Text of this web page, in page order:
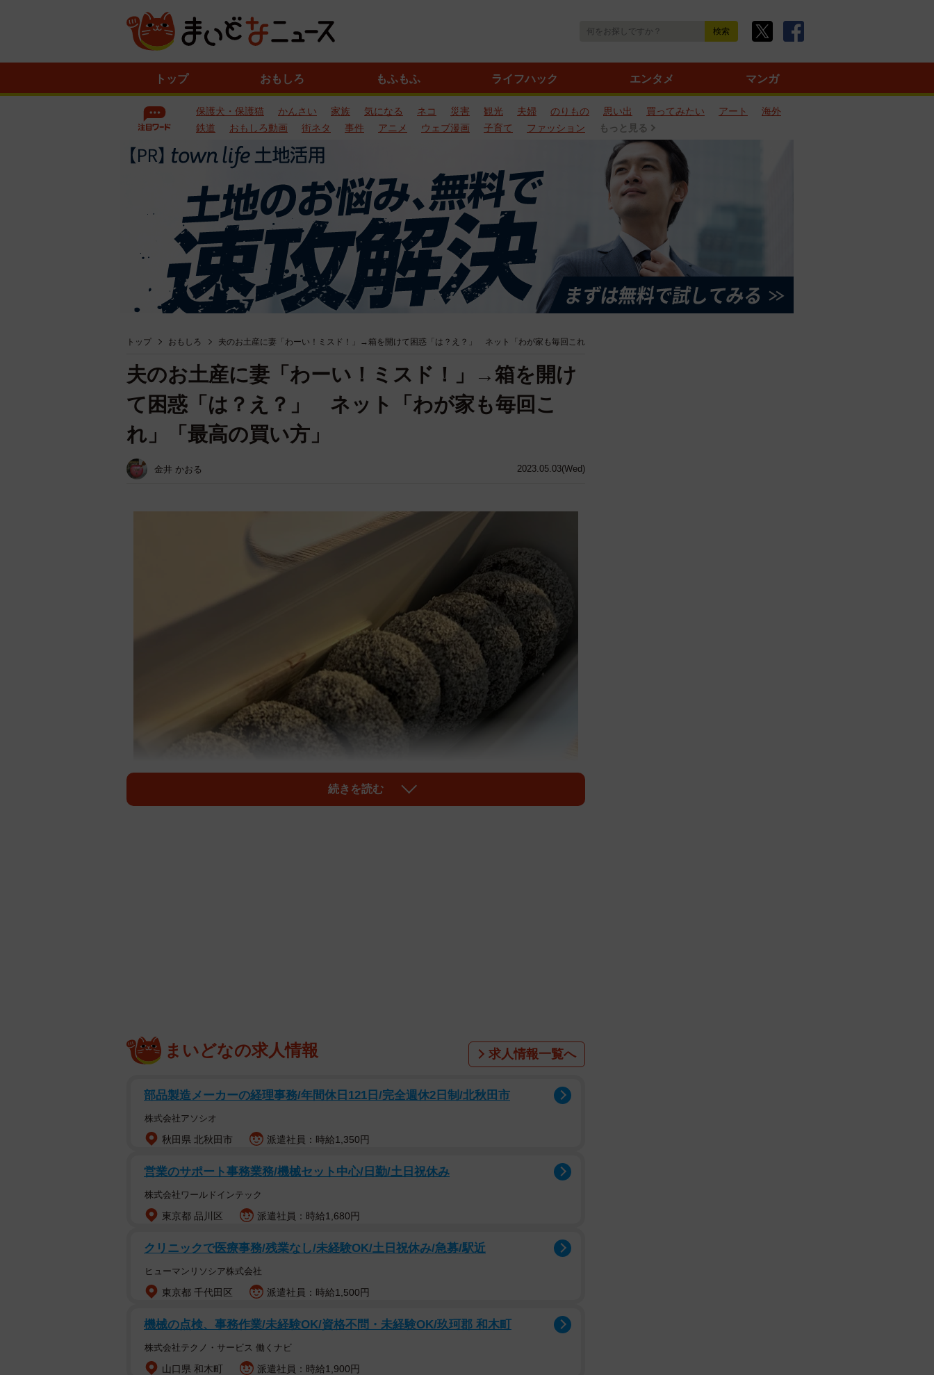
トップ おもしろ もふもふ ライフハック エンタメ マンガ
保護犬・保護猫 かんさい 家族 気になる ネコ 災害 観光 夫婦 のりもの 思い出 買ってみたい アート
海外
鉄道
おもしろ動画 街ネタ 事件 アニメ ウェブ漫画 子育て ファッション もっと見る
トップ おもしろ 夫のお土産に妻「わーい！ミスド！」→箱を開けて困惑「は？え？」 ネット「わが家も毎回これ
2023.05.03(Wed)
夫のお土産に妻「わーい！ミスド！」→箱を開け
て困惑「は？え？」 ネット「わが家も毎回こ
れ」「最高の買い方」
金井 かおる
きたミスドの人気定番商品「ココナツチョコレート」が8つ並んでいます。
箱を開けたときのやまさんさんの心境は「わーい！ミスド！…は？え？これだけ？ポンデ
リングは？抹茶は？オールドファッションは？…選ぶ楽しみはどこ？？？」だったといいま
す。
たそう。すると夫は笑顔で「えっ？良くない？みんな好きでしょ？」。
やまさんさんは「夫はココナツチョコレートが大好きです」と夫の好みを尊重しながら
投稿には10万を超える「いいね」が集まり、「ちょwww」「笑った」「店員さんもびっ
くりしたのでは」「部活の差し入れ」といった反応が寄せられた一方、意外にも「わが家も
い」「最高の買い方」など、夫への共感の声も相次いでいます。
◇
続きを読む
まいどなの求人情報 求人情報一覧へ
部品製造メーカーの経理事務/年間休日121日/完全週休2日制/北秋田市
株式会社アソシオ
秋田県 北秋田市 派遣社員：時給1,350円
営業のサポート事務業務/機械セット中心/日勤/土日祝休み
株式会社ワールドインテック
東京都 品川区 派遣社員：時給1,680円
クリニックで医療事務/残業なし/未経験OK/土日祝休み/急募/駅近
ヒューマンリソシア株式会社
東京都 千代田区 派遣社員：時給1,500円
機械の点検、事務作業/未経験OK/資格不問・未経験OK/玖珂郡 和木町
株式会社テクノ・サービス 働くナビ
山口県 和木町 派遣社員：時給1,900円